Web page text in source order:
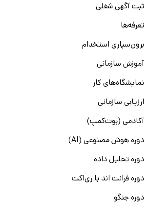
ثبت آگهی شغلی
تعرفه‌ها
برون‌سپاری استخدام
آموزش سازمانی
نمایشگاه‌های کار
ارزیابی سازمانی
آکادمی (بوت‌کمپ)
دوره هوش مصنوعی (AI)
دوره تحلیل داده
دوره فرانت اند با ری‌اکت
دوره جنگو